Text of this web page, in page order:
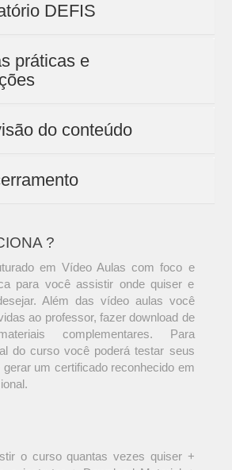
DEFIS
práticas e
do conteúdo
?
em Vídeo Aulas com foco e
para você assistir onde quiser e
Além das vídeo aulas você
ao professor, fazer download de
complementares. Para
do curso você poderá testar seus
um certificado reconhecido em
o curso quantas vezes quiser +